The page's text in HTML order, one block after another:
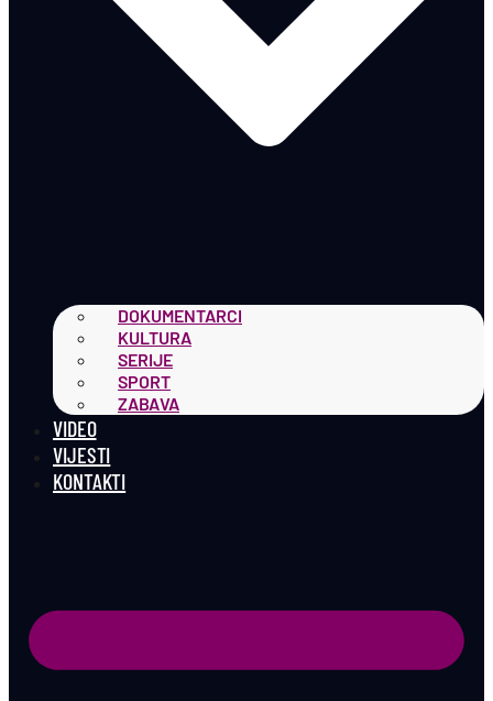
DOKUMENTARCI
KULTURA
SERIJE
SPORT
ZABAVA
VIDEO
VIJESTI
KONTAKTI